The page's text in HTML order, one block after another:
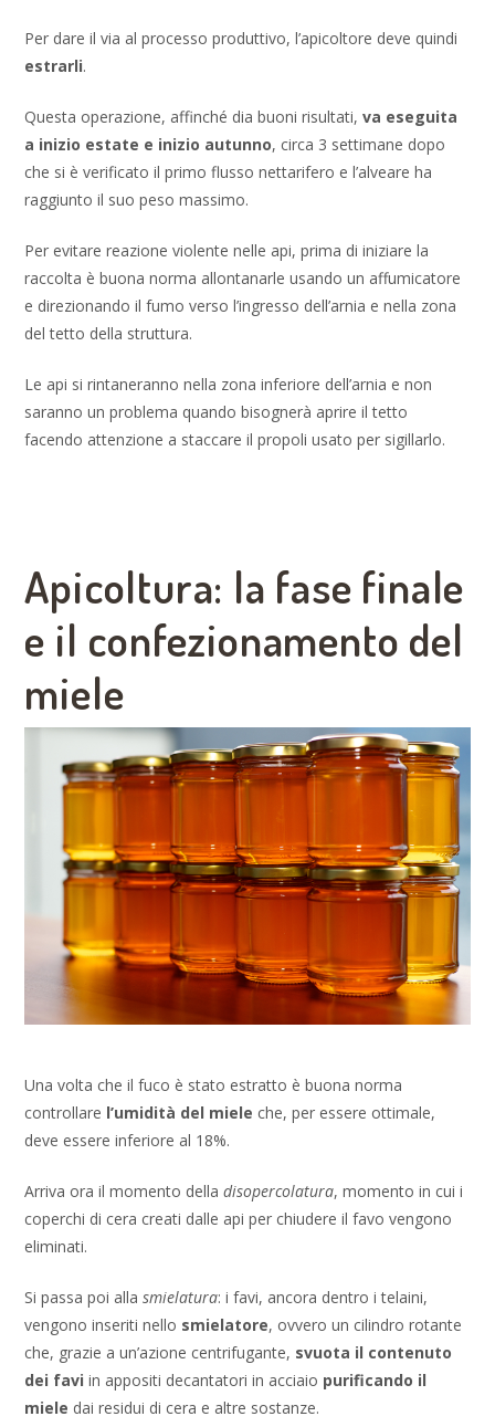
Per dare il via al processo produttivo, l’apicoltore deve quindi
estrarli.
Questa operazione, affinché dia buoni risultati,va eseguita
a inizio estate e inizio autunno, circa 3 settimane dopo
che si è verificato il primo flusso nettarifero e l’alveare ha
raggiunto il suo peso massimo.
Per evitare reazione violente nelle api, prima di iniziare la
raccolta è buona norma allontanarle usando un affumicatore
e direzionando il fumo verso l’ingresso dell’arnia e nella zona
del tetto della struttura.
Le api si rintaneranno nella zona inferiore dell’arnia e non
saranno un problema quando bisognerà aprire il tetto
facendo attenzione a staccare il propoli usato per sigillarlo.
Apicoltura: la fase finale
e il confezionamento del
miele
Una volta che il fuco è stato estratto è buona norma
controllare l’umidità del miele che, per essere ottimale,
deve essere inferiore al 18%.
Arriva ora il momento delladisopercolatura, momento in cui i
coperchi di cera creati dalle api per chiudere il favo vengono
eliminati.
Si passa poi allasmielatura: i favi, ancora dentro i telaini,
vengono inseriti nello smielatore, ovvero un cilindro rotante
che, grazie a un’azione centrifugante, svuota il contenuto
dei favi in appositi decantatori in acciaio purificando il
miele dai residui di cera e altre sostanze.